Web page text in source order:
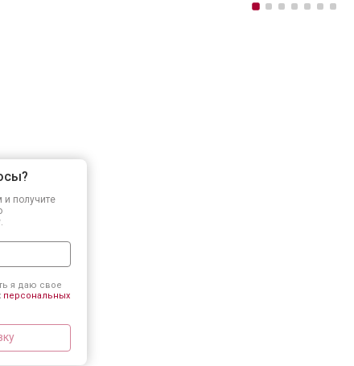
и получите
я даю свое
персональных